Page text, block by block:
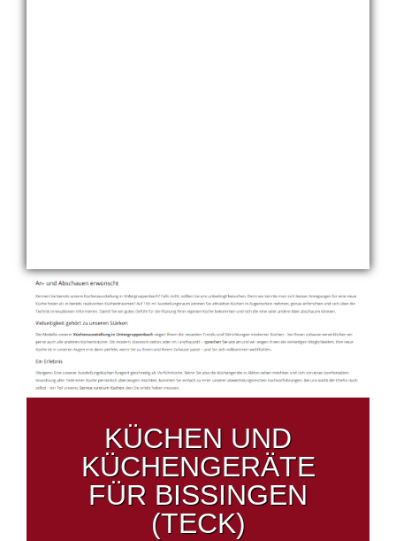
KÜCHEN UND
KÜCHENGERÄTE
FÜR BISSINGEN
(TECK)